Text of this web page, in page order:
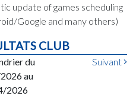
update of games scheduling
Google and many others)
CLUB
du
au
2026
Suivant